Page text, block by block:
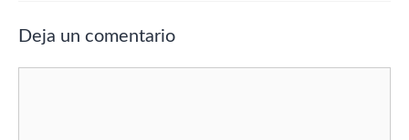
Deja un comentario